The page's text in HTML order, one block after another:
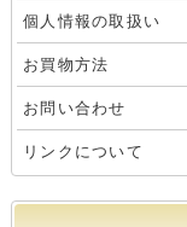
個人情報の取扱い
お買物方法
お問い合わせ
リンクについて